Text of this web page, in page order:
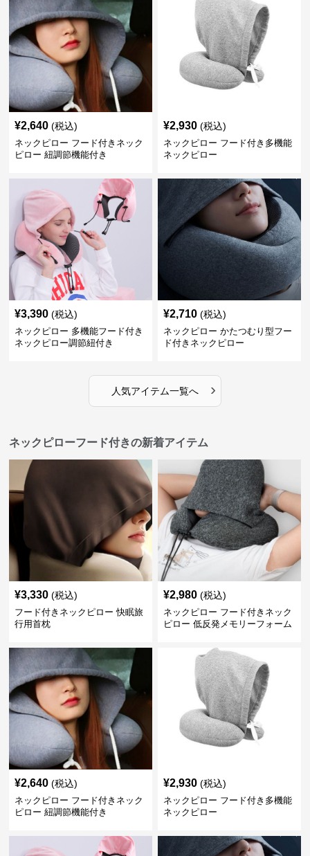
¥2,640 (税込)
ネックピロー フード付きネック
ピロー 紐調節機能付き
¥2,930 (税込)
ネックピロー フード付き多機能
ネックピロー
¥3,390 (税込)
ネックピロー 多機能フード付き
ネックピロー調節紐付き
¥2,710 (税込)
ネックピロー かたつむり型フー
ド付きネックピロー
人気アイテム一覧へ ›
ネックピローフード付きの新着アイテム
¥3,330 (税込)
フード付きネックピロー 快眠旅
行用首枕
¥2,980 (税込)
ネックピロー フード付きネック
ピロー 低反発メモリーフォーム
¥2,640 (税込)
ネックピロー フード付きネック
ピロー 紐調節機能付き
¥2,930 (税込)
ネックピロー フード付き多機能
ネックピロー